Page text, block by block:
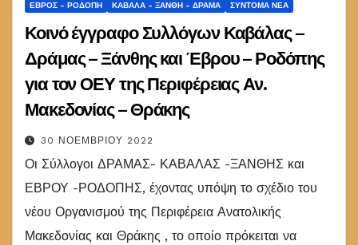
ΈΒΡΟΣ - ΡΟΔΌΠΗ ΚΑΒΆΛΑ - ΞΆΝΘΗ - ΔΡΆΜΑ ΣΎΝΤΟΜΑ ΝΈΑ
Κοινό έγγραφο Συλλόγων Καβάλας –
Δράμας – Ξάνθης και Έβρου – Ροδόπης
για τον ΟΕΥ της Περιφέρειας Αν.
Μακεδονίας – Θράκης
30 ΝΟΕΜΒΡΊΟΥ 2022
Οι Σύλλογοι ΔΡΑΜΑΣ- ΚΑΒΑΛΑΣ -ΞΑΝΘΗΣ και
ΕΒΡΟΥ -ΡΟΔΟΠΗΣ, έχοντας υπόψη το σχέδιο του
νέου Οργανισμού της Περιφέρεια Ανατολικής
Μακεδονίας και Θράκης , το οποίο πρόκειται να